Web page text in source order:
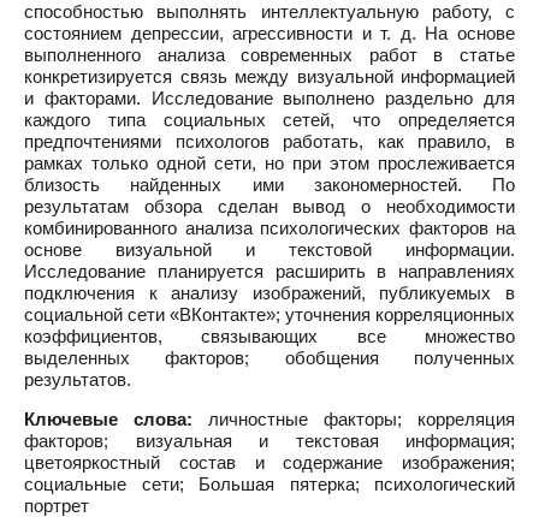
способностью выполнять интеллектуальную работу, с
состоянием депрессии, агрессивности и т. д. На основе
выполненного анализа современных работ в статье
конкретизируется связь между визуальной информацией
и факторами. Исследование выполнено раздельно для
каждого типа социальных сетей, что определяется
предпочтениями психологов работать, как правило, в
рамках только одной сети, но при этом прослеживается
близость найденных ими закономерностей. По
результатам обзора сделан вывод о необходимости
комбинированного анализа психологических факторов на
основе визуальной и текстовой информации.
Исследование планируется расширить в направлениях
подключения к анализу изображений, публикуемых в
социальной сети «ВКонтакте»; уточнения корреляционных
коэффициентов, связывающих все множество
выделенных факторов; обобщения полученных
результатов.
Ключевые слова: личностные факторы; корреляция
факторов; визуальная и текстовая информация;
цветояркостный состав и содержание изображения;
социальные сети; Большая пятерка; психологический
портрет